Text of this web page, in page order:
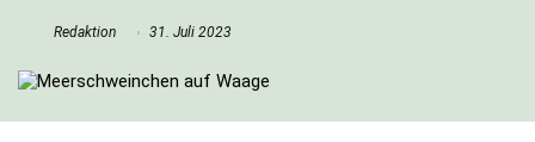
Redaktion 31. Juli 2023